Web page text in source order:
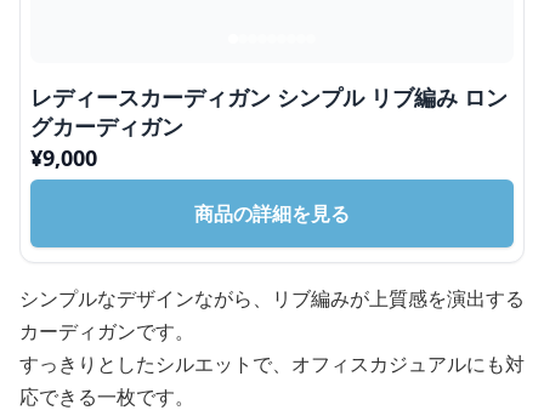
レディースカーディガン シンプル リブ編み ロン
グカーディガン
¥9,000
商品の詳細を見る
シンプルなデザインながら、リブ編みが上質感を演出する
カーディガンです。
すっきりとしたシルエットで、オフィスカジュアルにも対
応できる一枚です。